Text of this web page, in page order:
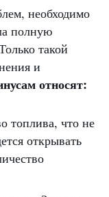
необходимо
полную
такой
и
относят:
топлива, что не
открывать